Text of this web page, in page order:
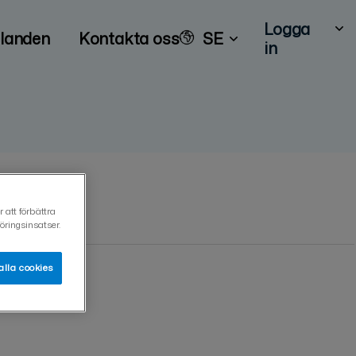
Kontakta oss SE
Logga
in
att förbättra
cookies